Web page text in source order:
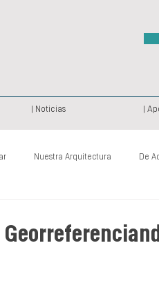
| Noticias |
Nuestra Arquitectura De